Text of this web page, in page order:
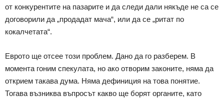
от конкурентите на пазарите и да следи дали някъде не са се
договорили да „продадат мача“, или да се „ритат по
кокалчетата“.
Еврото ще отсее този проблем. Дано да го разберем. В
момента гоним спекулата, но ако отворим законите, няма да
открием такава дума. Няма дефиниция на това понятие.
Тогава възниква въпросът какво ще борят органите, като